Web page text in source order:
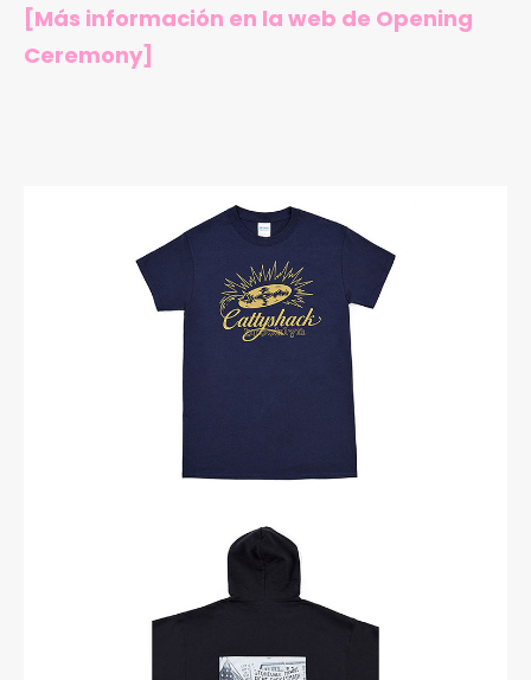
[Más información en la web de Opening
Ceremony]